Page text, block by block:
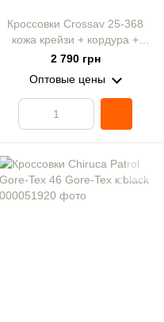
Кроссовки Crossav 25-368
кожа крейзи + кордура +
царапка черные р. 46
2 790 грн
Оптовые цены